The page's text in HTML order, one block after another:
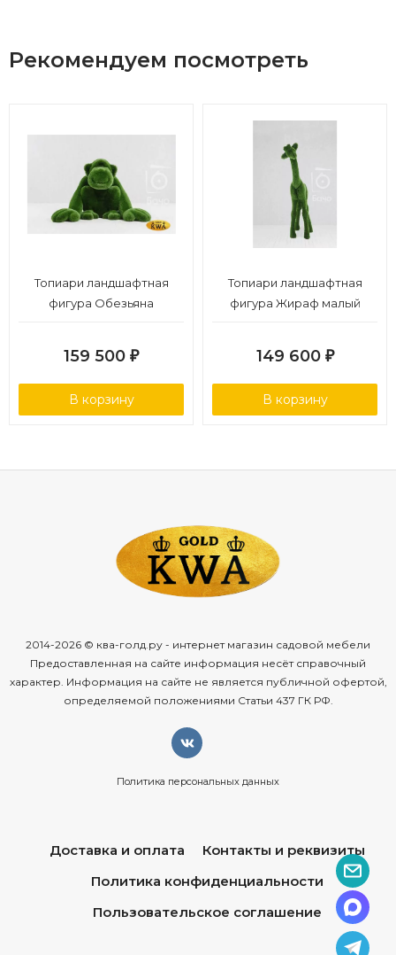
Рекомендуем посмотреть
Топиари ландшафтная
фигура Обезьяна
159 500 ₽
В корзину
Топиари ландшафтная
фигура Жираф малый
149 600 ₽
В корзину
2014-2026 © ква-голд.ру - интернет магазин садовой мебели
Предоставленная на сайте информация несёт справочный
характер. Информация на сайте не является публичной офертой,
определяемой положениями Статьи 437 ГК РФ.
Политика персональных данных
Доставка и оплата
Контакты и реквизиты
Политика конфиденциальности
Пользовательское соглашение